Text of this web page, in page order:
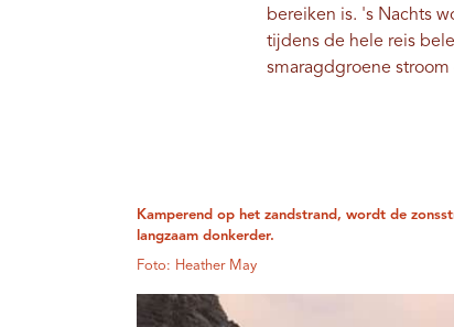
bereiken is. 's Nachts
tijdens de hele reis
smaragdgroene
Kamperend op het zandstrand, wordt de
langzaam donkerder.
Foto: Heather May